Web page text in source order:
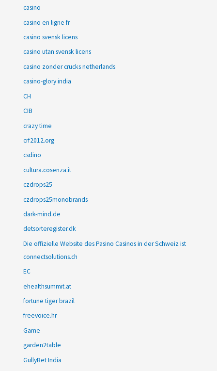
casino
casino en ligne fr
casino svensk licens
casino utan svensk licens
casino zonder crucks netherlands
casino-glory india
CH
CIB
crazy time
crf2012.org
csdino
cultura.cosenza.it
czdrops25
czdrops25monobrands
dark-mind.de
detsorteregister.dk
Die offizielle Website des Pasino Casinos in der Schweiz ist
connectsolutions.ch
EC
ehealthsummit.at
fortune tiger brazil
freevoice.hr
Game
garden2table
GullyBet India